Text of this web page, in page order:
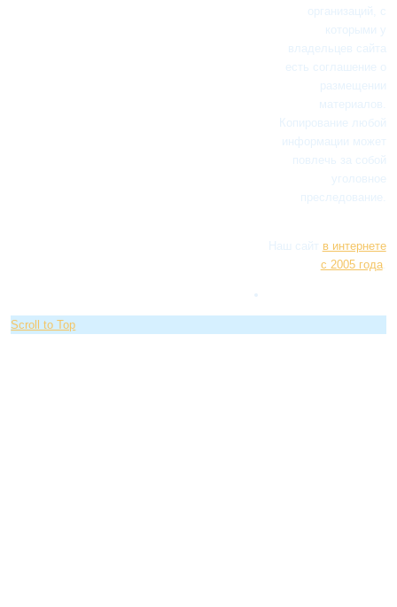
организаций, с
которыми у
владельцев сайта
есть соглашение о
размещении
материалов.
Копирование любой
информации может
повлечь за собой
уголовное
преследование.
Наш сайт в интернете
с 2005 года.
Scroll to Top